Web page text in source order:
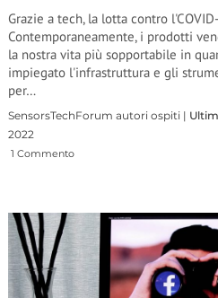
Grazie a tech, la lotta contro
Contemporaneamente, i prodotti
la nostra vita più sopportabile in
impiegato l'infrastruttura e gli
per…
SensorsTechForum autori ospiti |
2022
1 Commento